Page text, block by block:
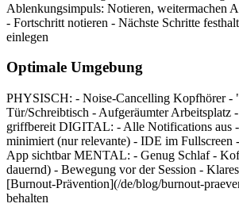
Ablenkungsimpuls: Notieren, weitermachen
- Fortschritt notieren - Nächste Schritte
einlegen
Optimale Umgebung
PHYSISCH: - Noise-Cancelling Kopfhörer -
Tür/Schreibtisch - Aufgeräumter Arbeitsplatz -
griffbereit DIGITAL: - Alle Notifications aus
minimiert (nur relevante) - IDE im Fullscreen
App sichtbar MENTAL: - Genug Schlaf -
dauernd) - Bewegung vor der Session -
[Burnout-Prävention](/de/blog/burnout-
behalten